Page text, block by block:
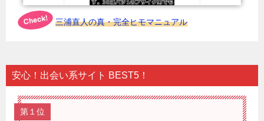
三浦直人の真・完全ヒモマニュアル
安心！出会い系サイト BEST5！
第１位